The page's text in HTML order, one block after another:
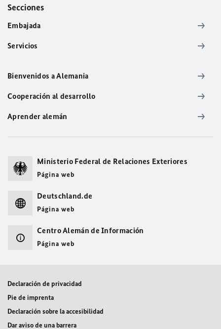
Secciones
Embajada
Servicios
Bienvenidos a Alemania
Cooperación al desarrollo
Aprender alemán
Ministerio Federal de Relaciones Exteriores
Página web
Deutschland.de
Página web
Centro Alemán de Información
Página web
Declaración de privacidad
Pie de imprenta
Declaración sobre la accesibilidad
Dar aviso de una barrera